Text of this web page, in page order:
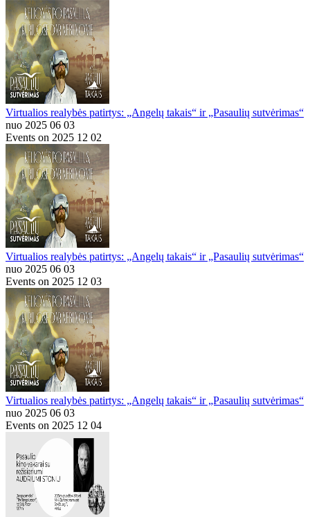
Virtualios realybės patirtys: „Angelų takais“ ir „Pasaulių sutvėrimas“
nuo 2025 06 03
Events on 2025 12 02
Virtualios realybės patirtys: „Angelų takais“ ir „Pasaulių sutvėrimas“
nuo 2025 06 03
Events on 2025 12 03
Virtualios realybės patirtys: „Angelų takais“ ir „Pasaulių sutvėrimas“
nuo 2025 06 03
Events on 2025 12 04